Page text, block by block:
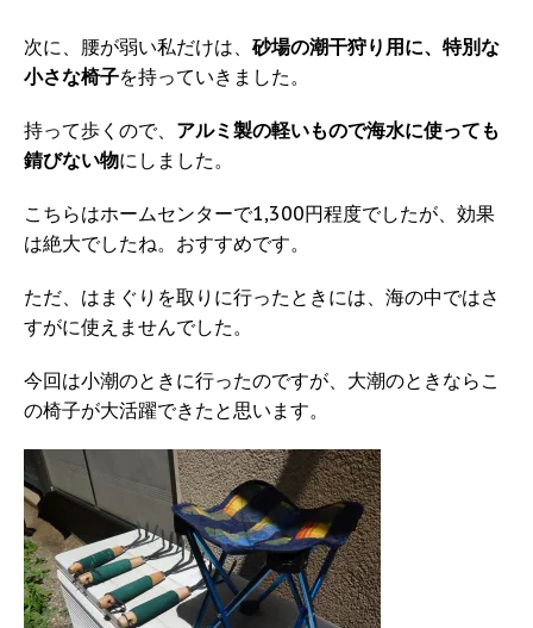
次に、腰が弱い私だけは、 砂場の潮干狩り用に、特別な
小さな椅子を持っていきました。
持って歩くので、 アルミ製の軽いもので海水に使っても
錆びない物にしました。
こちらはホームセンターで1,300円程度でしたが、効果
は絶大でしたね。おすすめです。
ただ、はまぐりを取りに行ったときには、海の中ではさ
すがに使えませんでした。
今回は小潮のときに行ったのですが、大潮のときならこ
の椅子が大活躍できたと思います。